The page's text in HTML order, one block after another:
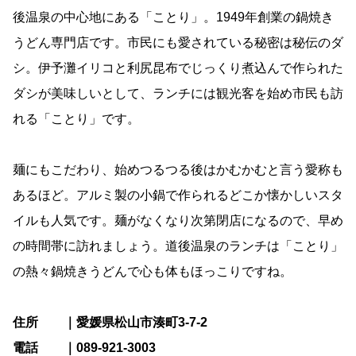
後温泉の中心地にある「ことり」。1949年創業の鍋焼き
うどん専門店です。市民にも愛されている秘密は秘伝のダ
シ。伊予灘イリコと利尻昆布でじっくり煮込んで作られた
ダシが美味しいとして、ランチには観光客を始め市民も訪
れる「ことり」です。
麺にもこだわり、始めつるつる後はかむかむと言う愛称も
あるほど。アルミ製の小鍋で作られるどこか懐かしいスタ
イルも人気です。麺がなくなり次第閉店になるので、早め
の時間帯に訪れましょう。道後温泉のランチは「ことり」
の熱々鍋焼きうどんで心も体もほっこりですね。
住所 ｜愛媛県松山市湊町3-7-2
電話 ｜089-921-3003